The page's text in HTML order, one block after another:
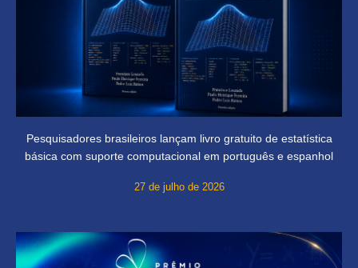
Pesquisadores brasileiros lançam livro gratuito de estatística
básica com suporte computacional em português e espanhol
27 de julho de 2026